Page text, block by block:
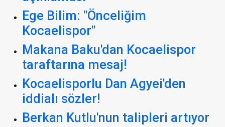
Ege Bilim: "Önceliğim
Kocaelispor"
Makana Baku'dan Kocaelispor
taraftarına mesaj!
Kocaelisporlu Dan Agyei'den
iddialı sözler!
Berkan Kutlu'nun talipleri artıyor